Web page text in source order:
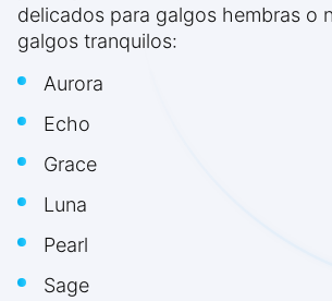
delicados para galgos hembras o
galgos tranquilos:
Aurora
Echo
Grace
Luna
Pearl
Sage